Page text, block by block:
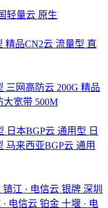
轻量云 原生
精品CN2云 流量型 直
三网高防云 200G 精品
大宽带 500M
日本BGP云 通用型 日
马来西亚BGP云 通用
镇江 · 电信云 银牌 深圳
· 电信云 铂金 十堰 · 电